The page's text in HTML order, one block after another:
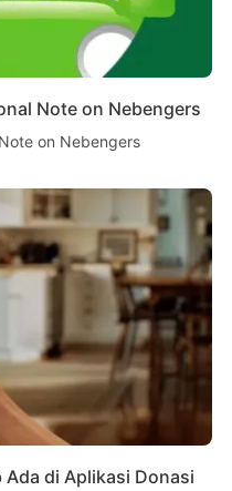
Note on Nebengers
on Nebengers
di Aplikasi Donasi